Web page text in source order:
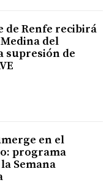
de Renfe recibirá
del
supresión de
en el
programa
Semana